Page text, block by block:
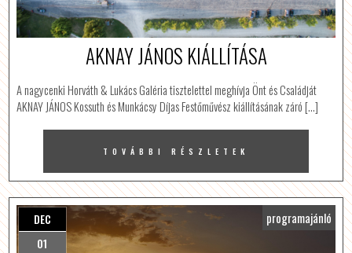
AKNAY JÁNOS KIÁLLÍTÁSA
A nagycenki Horváth & Lukács Galéria tisztelettel meghívja Önt és Családját
AKNAY JÁNOS Kossuth és Munkácsy Díjas Festőművész kiállításának záró […]
TOVÁBBI RÉSZLETEK
DEC
01
programajánló